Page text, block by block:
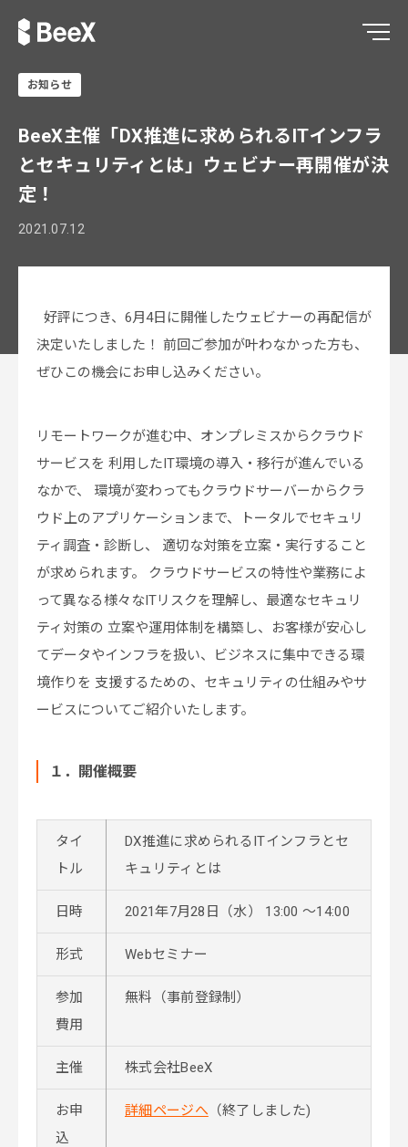
お知らせ
BeeX主催「DX推進に求められるITインフラ
とセキュリティとは」ウェビナー再開催が決
定！
2021.07.12
好評につき、6月4日に開催したウェビナーの再配信が
決定いたしました！ 前回ご参加が叶わなかった方も、
ぜひこの機会にお申し込みください。
リモートワークが進む中、オンプレミスからクラウド
サービスを 利用したIT環境の導入・移行が進んでいる
なかで、 環境が変わってもクラウドサーバーからクラ
ウド上のアプリケーションまで、トータルでセキュリ
ティ調査・診断し、 適切な対策を立案・実行すること
が求められます。 クラウドサービスの特性や業務によ
って異なる様々なITリスクを理解し、最適なセキュリ
ティ対策の 立案や運用体制を構築し、お客様が安心し
てデータやインフラを扱い、ビジネスに集中できる環
境作りを 支援するための、セキュリティの仕組みやサ
ービスについてご紹介いたします。
１．開催概要
タイ
トル
DX推進に求められるITインフラとセ
キュリティとは
日時 2021年7月28日（水） 13:00 ～14:00
形式 Webセミナー
参加
費用
無料（事前登録制）
主催 株式会社BeeX
お申
込
詳細ページへ （終了しました)